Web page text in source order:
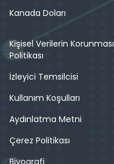
Kanada Doları
Kişisel Verilerin Korunması
Politikası
İzleyici Temsilcisi
Kullanım Koşulları
Aydınlatma Metni
Çerez Politikası